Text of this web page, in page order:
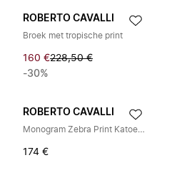
ROBERTO CAVALLI
Broek met tropische print
160 €228,50 €
-30%
ROBERTO CAVALLI
Monogram Zebra Print Katoenen Set
174 €